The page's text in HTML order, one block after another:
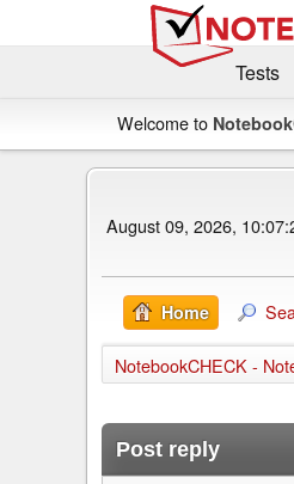
Tests
Welcome to
August 09, 2026,
Home
NotebookCHECK -
Post reply